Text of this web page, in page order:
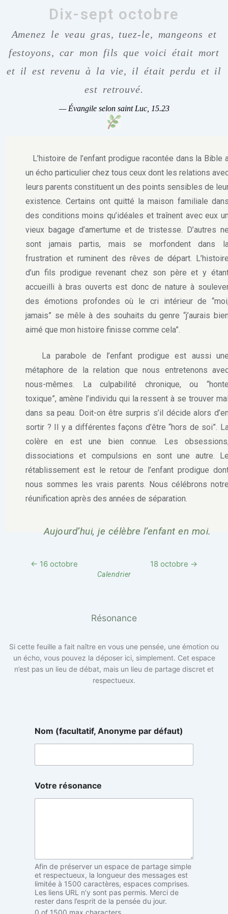
Dix-sept octobre
Amenez le veau gras, tuez-le, mangeons et
festoyons, car mon fils que voici était mort
et il est revenu à la vie, il était perdu et il
est retrouvé.
— Évangile selon saint Luc, 15.23
L’histoire de l’enfant prodigue racontée dans la Bible
un écho particulier chez tous ceux dont les relations
leurs parents constituent un des points sensibles de
existence. Certains ont quitté la maison familiale
des conditions moins qu’idéales et traînent avec eux
vieux bagage d’amertume et de tristesse. D’autres
sont jamais partis, mais se morfondent dans
frustration et ruminent des rêves de départ.
d’un fils prodigue revenant chez son père et y
accueilli à bras ouverts est donc de nature à
des émotions profondes où le cri intérieur de
jamais” se mêle à des souhaits du genre “j’aurais
aimé que mon histoire finisse comme cela”.
La parabole de l’enfant prodigue est aussi
métaphore de la relation que nous entretenons
nous-mêmes. La culpabilité chronique, ou
toxique”, amène l’individu qui la ressent à se trouver
dans sa peau. Doit-on être surpris s’il décide alors
sortir ? Il y a différentes façons d’être “hors de soi”.
colère en est une bien connue. Les
dissociations et compulsions en sont une autre.
rétablissement est le retour de l’enfant prodigue
nous sommes les vrais parents. Nous célébrons
réunification après des années de séparation.
Aujourd’hui, je célèbre l’enfant en moi.
← 16 octobre 18 octobre →
Calendrier
Résonance
Si cette feuille a fait naître en vous une pensée, une émotion ou
un écho, vous pouvez la déposer ici, simplement. Cet espace
n’est pas un lieu de débat, mais un lieu de partage discret et
respectueux.
é
f
)
r
é
c
e
N
o
m
Nom (facultatif, Anonyme par défaut)
Votre résonance
Afin de préserver un espace de partage simple
et respectueux, la longueur des messages est
limitée à 1500 caractères, espaces comprises.
Les liens URL n’y sont pas permis. Merci de
rester dans l’esprit de la pensée du jour.
0 of 1500 max characters.